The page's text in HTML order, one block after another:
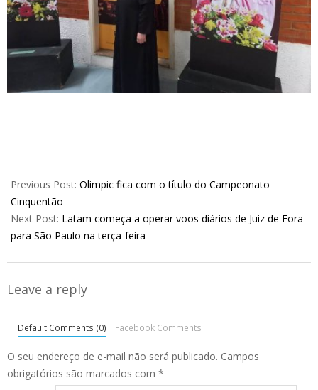
07-
26
Previous Post: Olimpic fica com o título do Campeonato
Cinquentão
Next Post: Latam começa a operar voos diários de Juiz de Fora
para São Paulo na terça-feira
Leave a reply
Default Comments (0) Facebook Comments
O seu endereço de e-mail não será publicado. Campos
obrigatórios são marcados com *